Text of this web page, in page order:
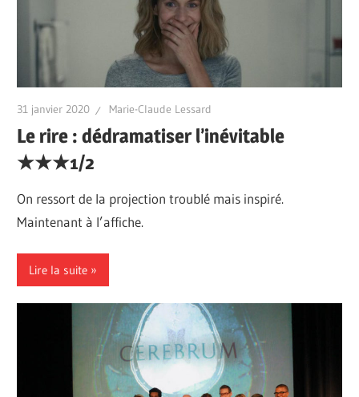
31 janvier 2020 Marie-Claude Lessard
Le rire : dédramatiser l’inévitable
‎★‎★‎★1/2
On ressort de la projection troublé mais inspiré.
Maintenant à l’affiche.
Lire la suite